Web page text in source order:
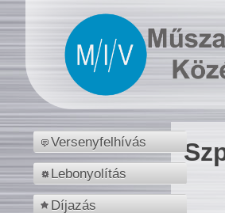
Versenyfelhívás
Lebonyolítás
Díjazás